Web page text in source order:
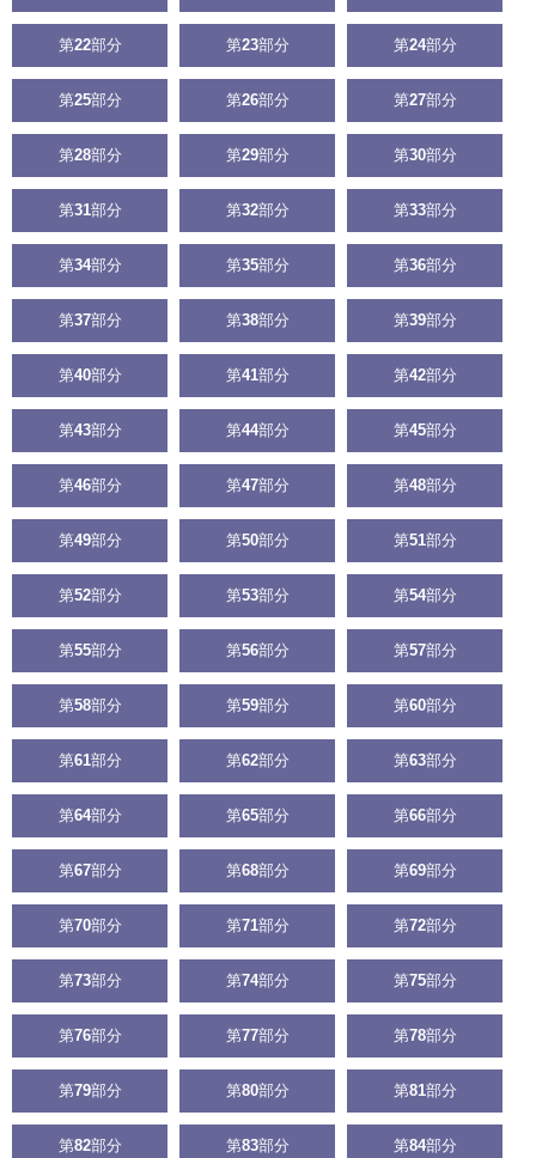
第22部分 第23部分 第24部分
第25部分 第26部分 第27部分
第28部分 第29部分 第30部分
第31部分 第32部分 第33部分
第34部分 第35部分 第36部分
第37部分 第38部分 第39部分
第40部分 第41部分 第42部分
第43部分 第44部分 第45部分
第46部分 第47部分 第48部分
第49部分 第50部分 第51部分
第52部分 第53部分 第54部分
第55部分 第56部分 第57部分
第58部分 第59部分 第60部分
第61部分 第62部分 第63部分
第64部分 第65部分 第66部分
第67部分 第68部分 第69部分
第70部分 第71部分 第72部分
第73部分 第74部分 第75部分
第76部分 第77部分 第78部分
第79部分 第80部分 第81部分
第82部分 第83部分 第84部分